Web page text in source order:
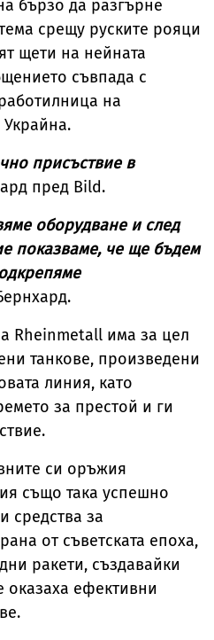
бързо да разгърне
срещу руските рояци
щети на нейната
съвпада с
на
присъствие в
пред Bild.
оборудване и след
показваме, че ще бъдем
Rheinmetall има за цел
танкове, произведени
линия, като
за престой и ги
си оръжия
също така успешно
средства за
от съветската епоха,
ракети, създавайки
оказаха ефективни